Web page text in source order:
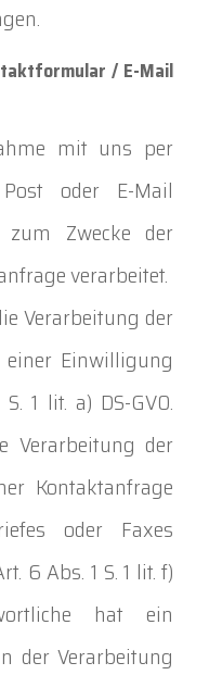
/ E-Mail
mit uns per
oder E-Mail
Zwecke der
verarbeitet.
Verarbeitung der
Einwilligung
1 lit. a) DS-GVO.
Verarbeitung der
Kontaktanfrage
oder Faxes
6 Abs. 1 S. 1 lit. f)
hat ein
der Verarbeitung